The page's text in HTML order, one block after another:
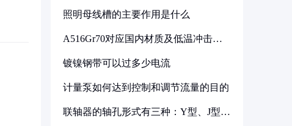
照明母线槽的主要作用是什么
A516Gr70对应国内材质及低温冲击要
镀镍钢带可以过多少电流
计量泵如何达到控制和调节流量的目的
联轴器的轴孔形式有三种：Y型、J型、